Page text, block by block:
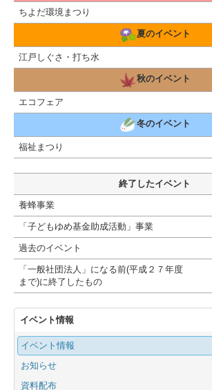
ちよだ環境まつり
夏のイベント
江戸しぐさ・打ち水
秋のイベント
エコフェア
冬のイベント
福祉まつり
終了したイベント
養蜂事業
「子どもゆめ基金助成活動」事業
過去のイベント
「一般社団法人」になる前(平成２７年度
まで)に終了したもの
イベント情報
イベント情報
お知らせ
資料配布